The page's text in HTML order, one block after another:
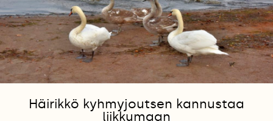
Häirikkö kyhmyjoutsen kannustaa
liikkumaan